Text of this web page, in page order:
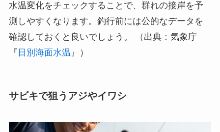
水温変化をチェックすることで、群れの接岸を予
測しやすくなります。釣行前には公的なデータを
確認しておくと良いでしょう。 （出典：気象庁
『 日別海面水温 』）
サビキで狙うアジやイワシ